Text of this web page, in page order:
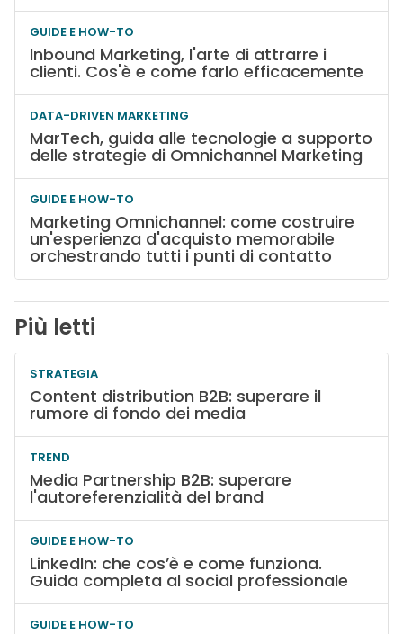
GUIDE E HOW-TO
Inbound Marketing, l'arte di attrarre i
clienti. Cos'è e come farlo efficacemente
DATA-DRIVEN MARKETING
MarTech, guida alle tecnologie a supporto
delle strategie di Omnichannel Marketing
GUIDE E HOW-TO
Marketing Omnichannel: come costruire
un'esperienza d'acquisto memorabile
orchestrando tutti i punti di contatto
Più letti
STRATEGIA
Content distribution B2B: superare il
rumore di fondo dei media
TREND
Media Partnership B2B: superare
l'autoreferenzialità del brand
GUIDE E HOW-TO
LinkedIn: che cos’è e come funziona.
Guida completa al social professionale
GUIDE E HOW-TO